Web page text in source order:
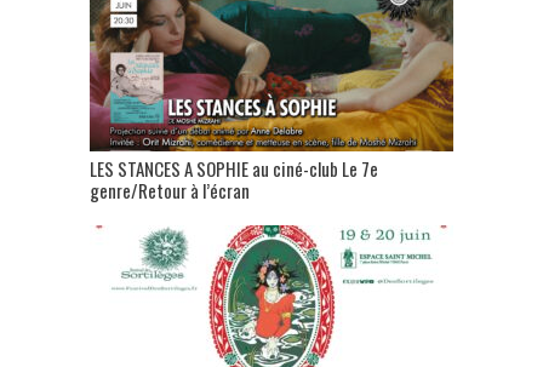
LES STANCES A SOPHIE au ciné-club Le 7e
genre/Retour à l’écran